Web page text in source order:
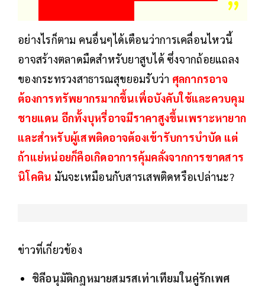
อย่างไรก็ตาม คนอื่นๆได้เตือนว่าการเคลื่อนไหวนี้
อาจสร้างตลาดมืดสำหรับยาสูบได้ ซึ่งจากถ้อยแถลง
ของกระทรวงสาธารณสุขยอมรับว่า ศุลกากรอาจ
ต้องการทรัพยากรมากขึ้นเพื่อบังคับใช้และควบคุม
ชายแดน อีกทั้งบุหรี่อาจมีราคาสูงขึ้นเพราะหายาก
และสำหรับผู้เสพติดอาจต้องเข้ารับการบำบัด แต่
ถ้าแย่หน่อยก็คือเกิดอาการคุ้มคลั่งจากการขาดสาร
นิโคติน มันจะเหมือนกับสารเสพติดหรือเปล่านะ?
ข่าวที่เกี่ยวข้อง
ชิลีอนุมัติกฎหมายสมรสเท่าเทียมในคู่รักเพศ